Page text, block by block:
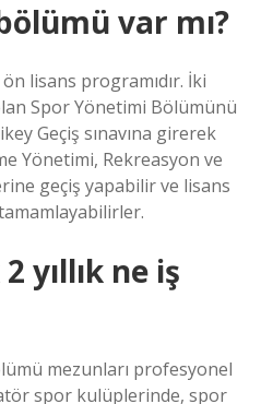
var mı?
lisans programıdır. İki
Spor Yönetimi Bölümünü
Geçiş sınavına girerek
Yönetimi, Rekreasyon ve
geçiş yapabilir ve lisans
yıllık ne iş
mezunları profesyonel
spor kulüplerinde, spor